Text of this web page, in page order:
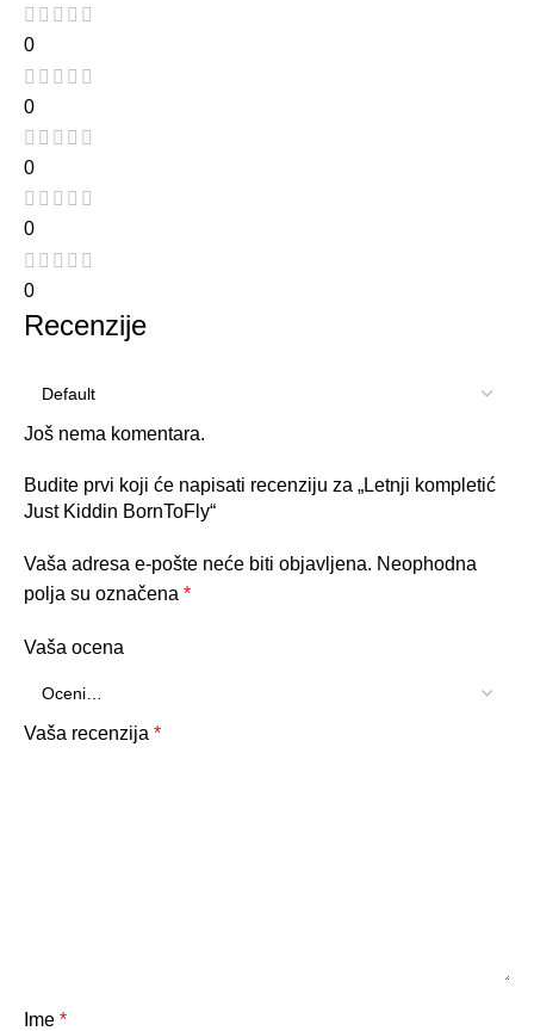
0
0
0
0
0
Recenzije
Još nema komentara.
Budite prvi koji će napisati recenziju za „Letnji kompletić
Just Kiddin BornToFly“
Vaša adresa e-pošte neće biti objavljena. Neophodna
polja su označena *
Vaša ocena
Vaša recenzija *
Ime *